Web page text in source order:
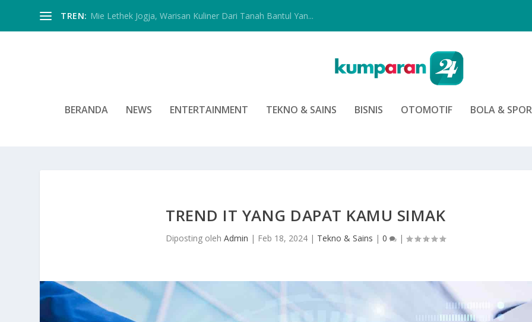
TREN: Mie Lethek Jogja, Warisan Kuliner Dari Tanah Bantul Yan...
BERANDA NEWS ENTERTAINMENT TEKNO & SAINS BISNIS OTOMOTIF BOLA &
TREND IT YANG DAPAT KAMU SIMAK
Diposting olehAdmin | Feb 18, 2024 | Tekno & Sains |0 |